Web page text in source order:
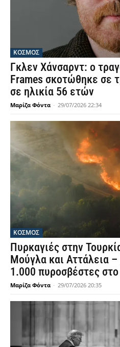
ΚΟΣΜΟΣ
Γκλεν Χάνσαρντ: ο
Frames σκοτώθηκε σε
σε ηλικία 56 ετών
Μαρίζα Φόντα - 29/07/2026 22:34
ΚΟΣΜΟΣ
Πυρκαγιές στην
Μούγλα και Αττάλεια
1.000 πυροσβέστες στο
Μαρίζα Φόντα - 29/07/2026 20:35